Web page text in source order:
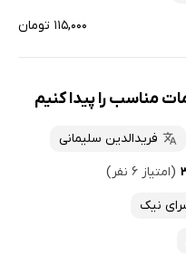
۱۱۵,۰۰۰ تومان
مناسب را پیدا کنیم
فریدالدین سلیمانی
(امتیاز ۶ نفر)
نیک